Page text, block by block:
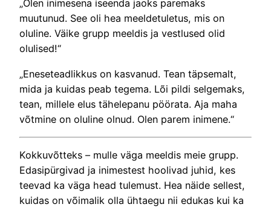
„Olen inimesena iseenda jaoks paremaks
muutunud. See oli hea meeldetuletus, mis on
oluline. Väike grupp meeldis ja vestlused olid
olulised!“
„Eneseteadlikkus on kasvanud. Tean täpsemalt,
mida ja kuidas peab tegema. Lõi pildi selgemaks,
tean, millele elus tähelepanu pöörata. Aja maha
võtmine on oluline olnud. Olen parem inimene.“
Kokkuvõtteks – mulle väga meeldis meie grupp.
Edasipürgivad ja inimestest hoolivad juhid, kes
teevad ka väga head tulemust. Hea näide sellest,
kuidas on võimalik olla ühtaegu nii edukas kui ka